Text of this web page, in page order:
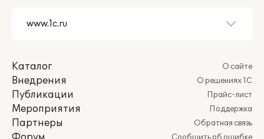
Каталог
Внедрения
Публикации
Мероприятия
Партнеры
О сайте
О решениях 1С
Прайс-лист
Поддержка
Обратная связь